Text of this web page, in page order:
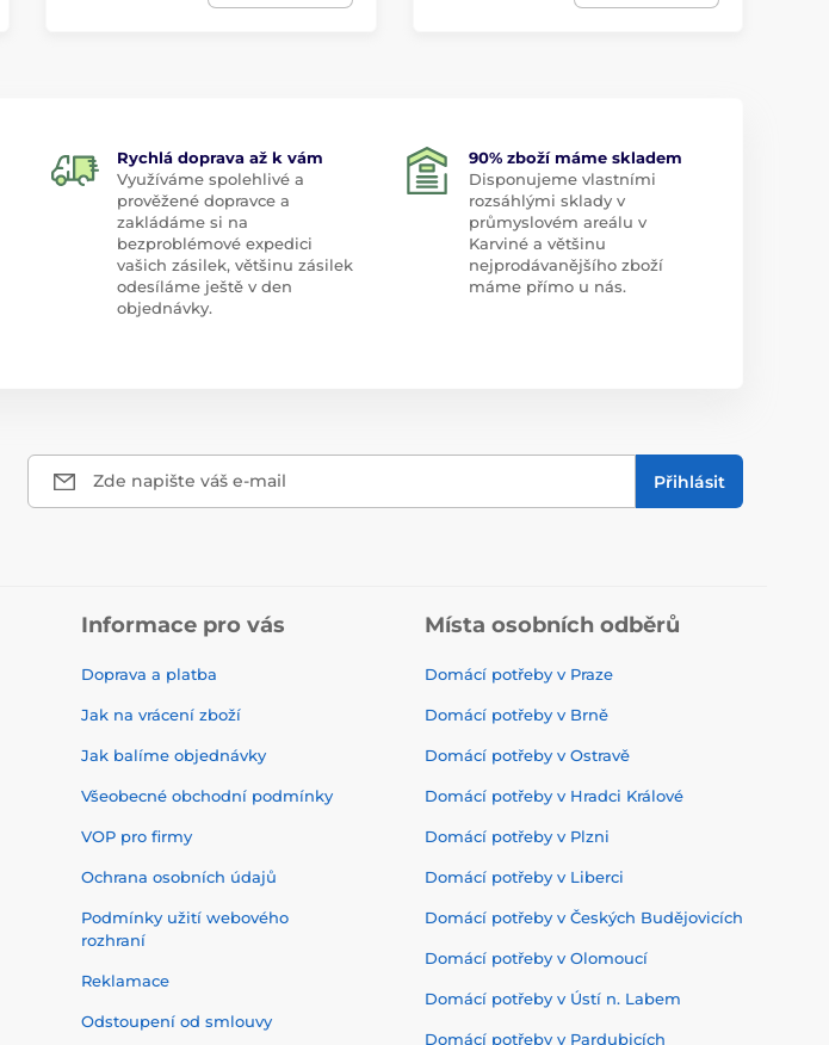
Rychlá doprava až k vám
Využíváme spolehlivé a
prověžené dopravce a
zakládáme si na
bezproblémové expedici
vašich zásilek, většinu zásilek
odesíláme ještě v den
objednávky.
90% zboží máme skladem
Disponujeme vlastními
rozsáhlými sklady v
průmyslovém areálu v
Karviné a většinu
nejprodávanějšího zboží
máme přímo u nás.
Zde napište váš e-mail Přihlásit
Informace pro vás
Doprava a platba
Jak na vrácení zboží
Jak balíme objednávky
Všeobecné obchodní podmínky
VOP pro firmy
Ochrana osobních údajů
Podmínky užití webového
rozhraní
Reklamace
Odstoupení od smlouvy
Místa osobních odběrů
Domácí potřeby v Praze
Domácí potřeby v Brně
Domácí potřeby v Ostravě
Domácí potřeby v Hradci Králové
Domácí potřeby v Plzni
Domácí potřeby v Liberci
Domácí potřeby v Českých Budějovicích
Domácí potřeby v Olomoucí
Domácí potřeby v Ústí n. Labem
Domácí potřeby v Pardubicích